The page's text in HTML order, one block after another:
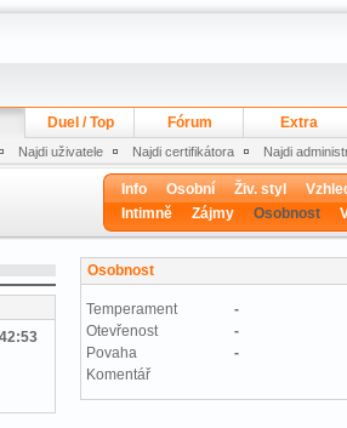
Duel / Top Fórum Extra
Najdi uživatele Najdi certifikátora Najdi
Info Osobní Živ. styl
Intimně
Zájmy Osobnost
Osobnost
Temperament
-
Otevřenost
-
Povaha
-
Komentář